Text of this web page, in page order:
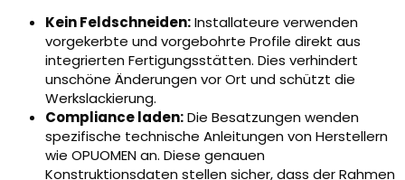
Kein Feldschneiden:Installateure verwenden
vorgekerbte und vorgebohrte Profile direkt aus
integrierten Fertigungsstätten. Dies verhindert
unschöne Änderungen vor Ort und schützt die
Werkslackierung.
Compliance laden:Die Besatzungen wenden
spezifische technische Anleitungen von Herstellern
wie OPUOMEN an. Diese genauen
Konstruktionsdaten stellen sicher, dass der Rahmen